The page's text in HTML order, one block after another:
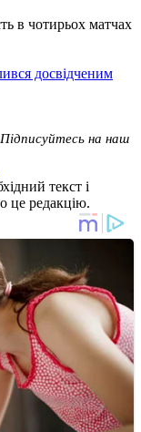
в чотирьох матчах
досвідченим
на наш
текст і
це редакцію.